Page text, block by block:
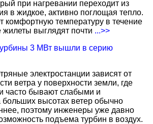
при нагревании переходит из
в жидкое, активно поглощая тепло.
комфортную температуру в течение
жилеты выглядят почти ...>>
3 МВт вышли в серию
электростанции зависят от
ветра у поверхности земли, где
часто бывают слабыми и
высотах ветер обычно
поэтому инженеры уже давно
подъема турбин в воздух.